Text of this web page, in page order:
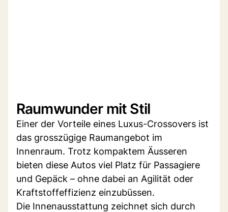
Raumwunder mit Stil
Einer der Vorteile eines Luxus-Crossovers ist
das grosszügige Raumangebot im
Innenraum. Trotz kompaktem Äusseren
bieten diese Autos viel Platz für Passagiere
und Gepäck – ohne dabei an Agilität oder
Kraftstoffeffizienz einzubüssen.
Die Innenausstattung zeichnet sich durch